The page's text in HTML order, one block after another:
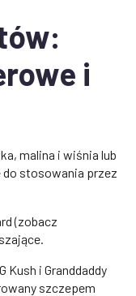
i
malina i wiśnia lub
do stosowania przez
(zobacz
Kush i Granddaddy
szczepem